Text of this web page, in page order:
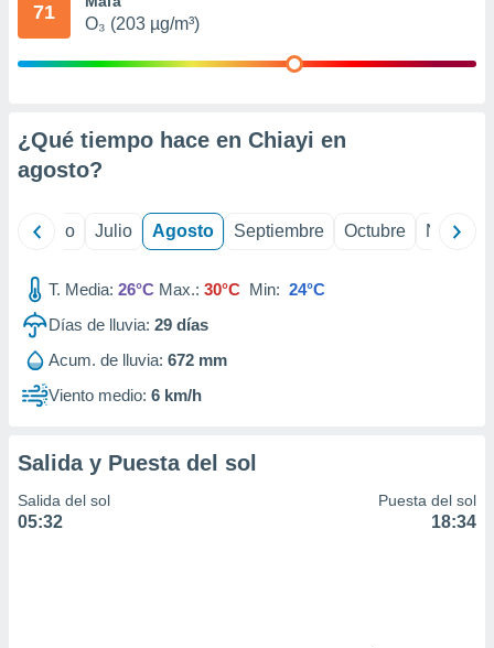
publicidad
1199
71
O₃ (203 µg/m³)
¿Qué tiempo hace en Chiayi en
agosto?
Junio Julio Agosto Septiembre Octubre
T. Media: 26°C Max.: 30°C Min: 24°C
Días de lluvia: 29 días
Acum. de lluvia: 672 mm
Viento medio: 6 km/h
Salida y Puesta del sol
Salida del sol
05:32
Puesta del sol
18:34